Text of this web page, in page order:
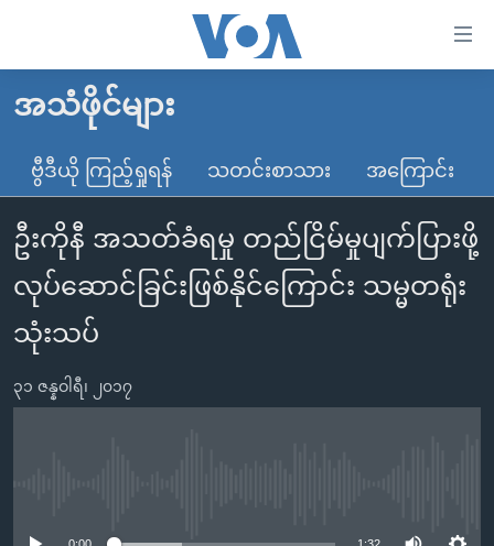
လွယ်ကူ
သည့်
Link
များ
ပင်မ
အကြောင်းအရာ
ကျော်
ကြည့်
မူလစာမျက်နှာ
မြန်မာ
ကမ္ဘာ့သတင်းများ
နိုင်ငံတကာ
အမေရိကန်
အစ္စရေး-ပါလက်စတိုင်း
ဗွီဒီယို
သတင်းလွတ်လပ်ခွင့်
ရပ်ဝန်းတခု လမ်းတခု အလွန်
အင်္ဂလိပ်စာလေ့လာမယ်
အမေရိကန်သုံးအီဒီယံ
အပတ်စဉ်ကဏ္ဍများ
အသံဖိုင်များ
ဗွီဒီယို ကြည့်ရှုရန် သတင်းစာသား အကြောင်း
ဦးကိုနီ အသတ်ခံရမှု တည်ငြိမ်မှုပျက်ပြားဖို့
လုပ်ဆောင်ခြင်းဖြစ်နိုင်ကြောင်း သမ္မတရုံး
သုံးသပ်
၃၁ ဇန္နဝါရီ၊ ၂၀၁၇